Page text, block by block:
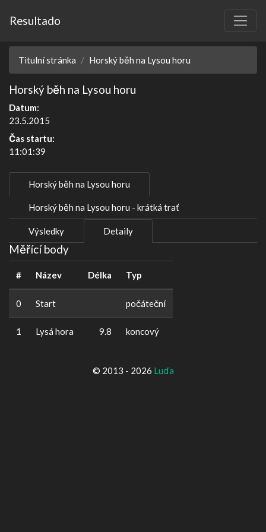
Resultado
Titulní stránka Horský běh na Lysou horu
Horský běh na Lysou horu
Datum:
23.5.2015
Čas startu:
11:01:39
Horský běh na Lysou horu
Horský běh na Lysou horu - krátká trať
Výsledky Detaily
Měřící body
# Název Délka Typ
0 Start počáteční
1 Lysá hora 9.8 koncový
© 2013 - 2026 Luďa